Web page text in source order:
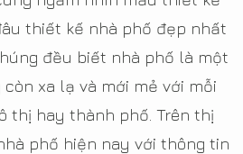
thiết kế nhà phố đẹp nhất
đều biết nhà phố là một
còn xa lạ và mới mẻ với mỗi
thị hay thành phố. Trên thị
phố hiện nay với thông tin